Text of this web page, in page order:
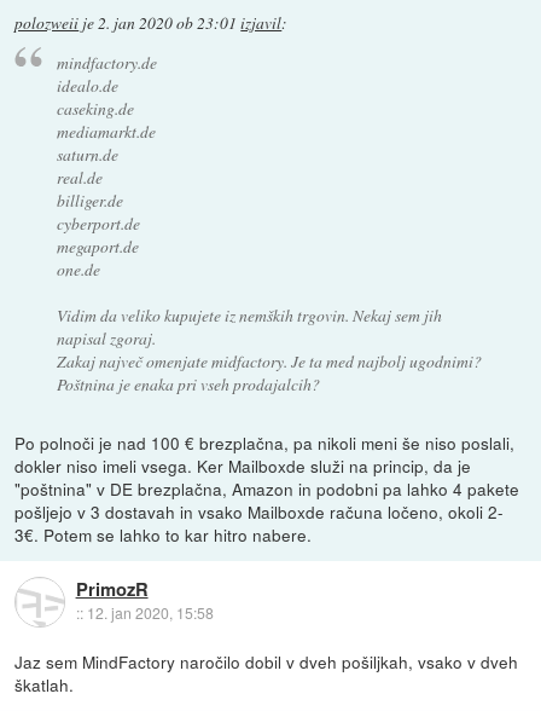
polozweii je2. jan 2020 ob 23:01 izjavil:
mindfactory.de
idealo.de
caseking.de
mediamarkt.de
saturn.de
real.de
billiger.de
cyberport.de
megaport.de
one.de
Vidim da veliko kupujete iz nemških trgovin. Nekaj sem jih
napisal zgoraj.
Zakaj največ omenjate midfactory. Je ta med najbolj ugodnimi?
Poštnina je enaka pri vseh prodajalcih?
Po polnoči je nad 100 € brezplačna, pa nikoli meni še niso poslali,
dokler niso imeli vsega. Ker Mailboxde služi na princip, da je
"poštnina" v DE brezplačna, Amazon in podobni pa lahko 4 pakete
pošljejo v 3 dostavah in vsako Mailboxde računa ločeno, okoli 2-
3€. Potem se lahko to kar hitro nabere.
PrimozR
:: 12. jan 2020, 15:58
Jaz sem MindFactory naročilo dobil v dveh pošiljkah, vsako v dveh
škatlah.